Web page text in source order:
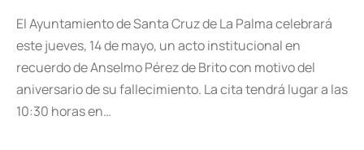
El Ayuntamiento de Santa Cruz de La Palma celebrará
este jueves, 14 de mayo, un acto institucional en
recuerdo de Anselmo Pérez de Brito con motivo del
aniversario de su fallecimiento. La cita tendrá lugar a las
10:30 horas en…